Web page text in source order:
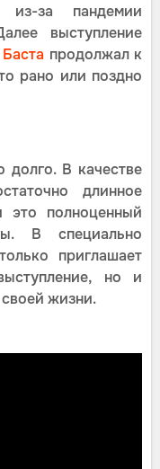
за пандемии
выступление
Баста продолжал к
рано или поздно
долго. В качестве
длинное
это полноценный
В специально
приглашает
но и
жизни.